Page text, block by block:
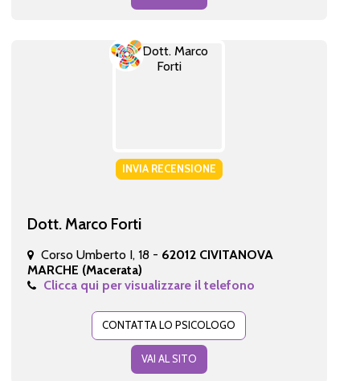
INVIA RECENSIONE
Dott. Marco Forti
Corso Umberto I, 18 - 62012 CIVITANOVA
MARCHE (Macerata)
Clicca qui per visualizzare il telefono
CONTATTA LO PSICOLOGO
VAI AL SITO